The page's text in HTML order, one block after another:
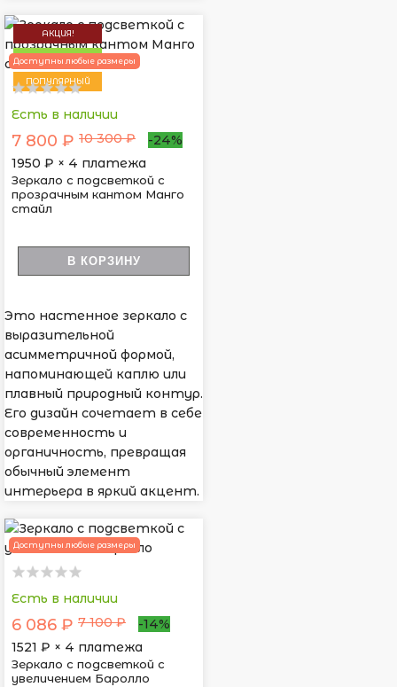
АКЦИЯ!
НОВИНКА
ПОПУЛЯРНЫЙ
Доступны любые размеры
Есть в наличии
7 800 ₽ 10 300 ₽
-24%
1950 ₽ × 4 платежа
Зеркало с подсветкой с
прозрачным кантом Манго
стайл
В КОРЗИНУ
Это настенное зеркало с
выразительной
асимметричной формой,
напоминающей каплю или
плавный природный контур.
Его дизайн сочетает в себе
современность и
органичность, превращая
обычный элемент
интерьера в яркий акцент.
Доступны любые размеры
Есть в наличии
6 086 ₽ 7 100 ₽
-14%
1521 ₽ × 4 платежа
Зеркало с подсветкой с
увеличением Баролло